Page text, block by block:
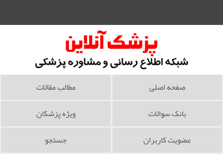
صفحه اصلی
مطالب مقالات
بانک سوالات
ویژه پزشکان
عضویت کاربران
جستجو